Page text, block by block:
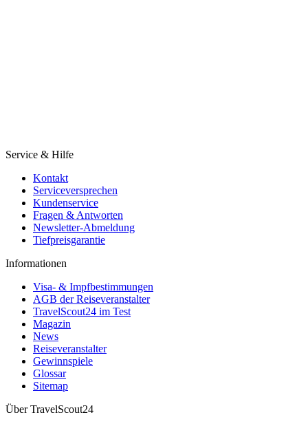
Service & Hilfe
Kontakt
Serviceversprechen
Kundenservice
Fragen & Antworten
Newsletter-Abmeldung
Tiefpreisgarantie
Informationen
Visa- & Impfbestimmungen
AGB der Reiseveranstalter
TravelScout24 im Test
Magazin
News
Reiseveranstalter
Gewinnspiele
Glossar
Sitemap
Über TravelScout24